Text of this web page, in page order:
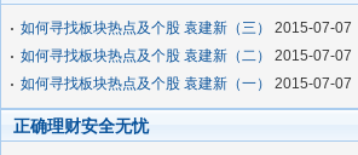
如何寻找板块热点及个股 袁建新（三）
2015-07-07
如何寻找板块热点及个股 袁建新（二）
2015-07-07
如何寻找板块热点及个股 袁建新（一）
2015-07-07
正确理财安全无忧